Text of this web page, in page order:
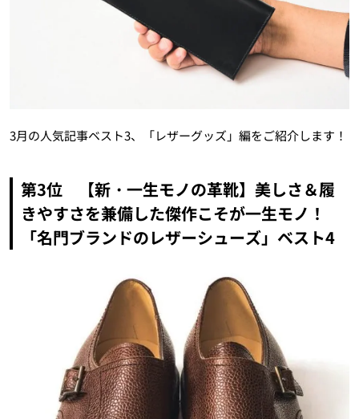
3月の人気記事ベスト3、「レザーグッズ」編をご紹介します！
第3位 【新・一生モノの革靴】美しさ＆履
きやすさを兼備した傑作こそが一生モノ！
「名門ブランドのレザーシューズ」ベスト4